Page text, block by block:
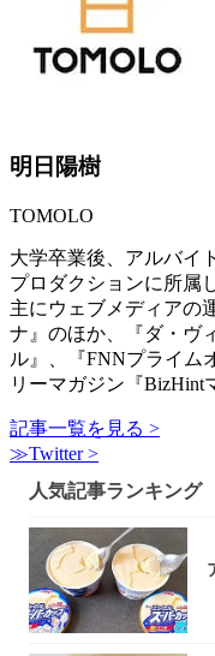
明日陽樹
TOMOLO
大学卒業後、アルバイ
プロダクションに所属
主にウェブメディアの
ナ』のほか、『ダ・ヴ
ル』、『FNNプライム
リーマガジン『BizHint
記事一覧を見る >
≫Twitter >
人気記事ランキング